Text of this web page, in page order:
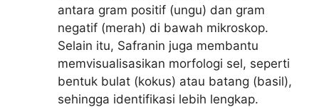
antara gram positif (ungu) dan gram
negatif (merah) di bawah mikroskop.
Selain itu, Safranin juga membantu
memvisualisasikan morfologi sel, seperti
bentuk bulat (kokus) atau batang (basil),
sehingga identifikasi lebih lengkap.